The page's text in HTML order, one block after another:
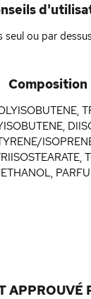
ou par
Composition
PARFU
APPROUVÉ